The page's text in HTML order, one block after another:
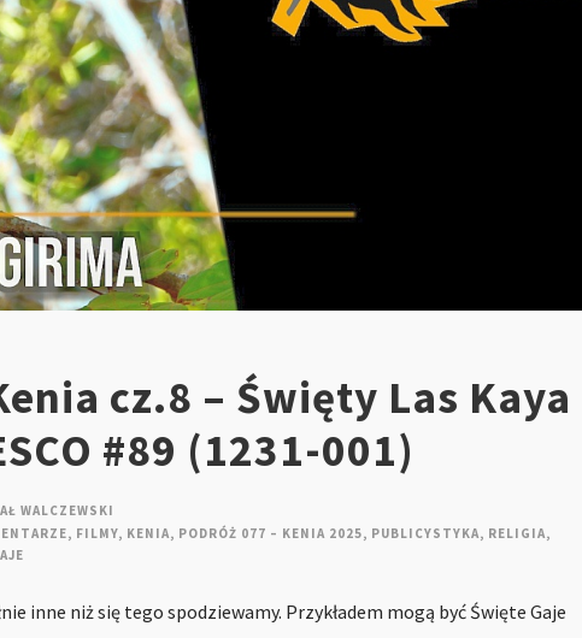
cz.8 – Święty Las Kaya
#89 (1231-001)
WALCZEWSKI
, FILMY, KENIA, PODRÓŻ 077 – KENIA 2025, PUBLICYSTYKA, RELIGIA,
inne niż się tego spodziewamy. Przykładem mogą być Święte Gaje